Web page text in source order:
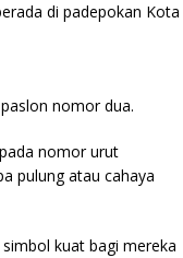
di padepokan Kota
nomor dua.
nomor urut
pulung atau cahaya
kuat bagi mereka